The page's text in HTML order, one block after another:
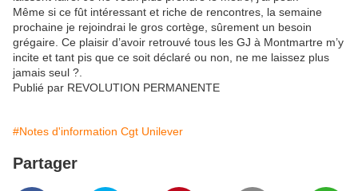
Même si ce fût intéressant et riche de rencontres, la semaine
prochaine je rejoindrai le gros cortège, sûrement un besoin
grégaire. Ce plaisir d’avoir retrouvé tous les GJ à Montmartre m’y
incite et tant pis que ce soit déclaré ou non, ne me laissez plus
jamais seul ?.
Publié par REVOLUTION PERMANENTE
#Notes d'information Cgt Unilever
Partager